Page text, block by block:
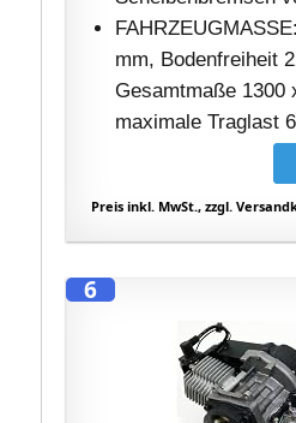
mm, Bodenfreiheit
Gesamtmaße 1300
maximale Traglast
Preis inkl. MwSt., zzgl.
6